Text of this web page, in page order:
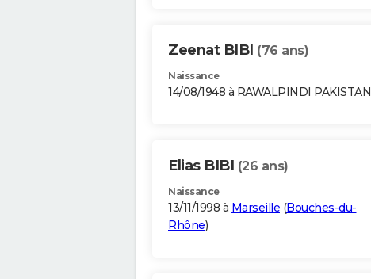
Zeenat BIBI (76 ans)
Naissance
14/08/1948 à RAWALPINDI PAKISTAN
Elias BIBI (26 ans)
Naissance
13/11/1998 à Marseille (Bouches-du-
Rhône)